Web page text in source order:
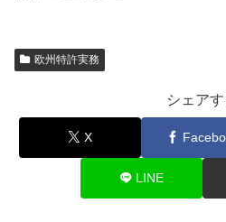
欧州特許実務
シェアす
X
LINE